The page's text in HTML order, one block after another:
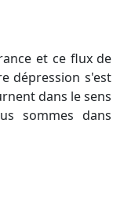
dépression s'est
dans le sens
sommes dans